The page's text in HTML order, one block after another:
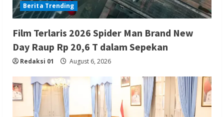
Berita Trending
Film Terlaris 2026 Spider Man Brand New
Day Raup Rp 20,6 T dalam Sepekan
Redaksi 01 August 6, 2026